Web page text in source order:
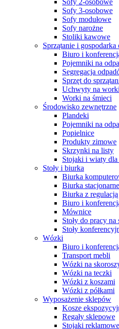
Sofy 3-osobowe
Sofy modułowe
Sofy narożne
Stoliki kawowe
Sprzątanie i gospodarka
Biuro i
Pojemniki na
Segregacja
Sprzęt do
Uchwyty na
Worki na śmieci
Środowisko zewnętrzne
Plandeki
Pojemniki na
Popielnice
Produkty zimowe
Skrzynki na listy
Stojaki i wiaty
Stoły i biurka
Biurka
Biurka stacjonarne
Biurka z
Biuro i
Mównice
Stoły do pracy na
Stoły
Wózki
Biuro i
Transport mebli
Wózki na
Wózki na teczki
Wózki z koszami
Wózki z półkami
Wyposażenie sklepów
Kosze
Regały sklepowe
Stojaki